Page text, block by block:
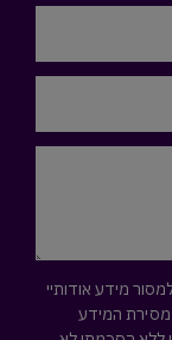
מידע אודותיי
מסירת המידע